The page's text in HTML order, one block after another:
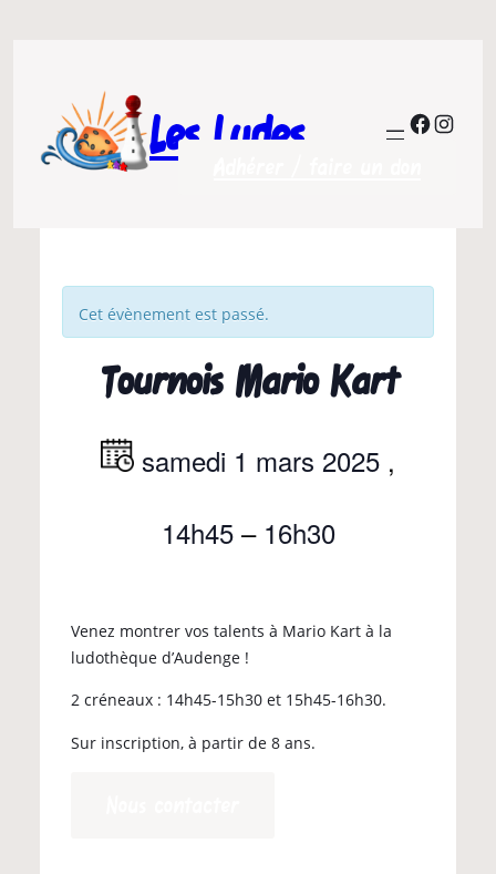
Les Ludes
Cet évènement est passé.
Tournois Mario Kart
samedi 1 mars 2025 ,
14h45 – 16h30
Venez montrer vos talents à Mario Kart à la
ludothèque d’Audenge !
2 créneaux : 14h45-15h30 et 15h45-16h30.
Sur inscription, à partir de 8 ans.